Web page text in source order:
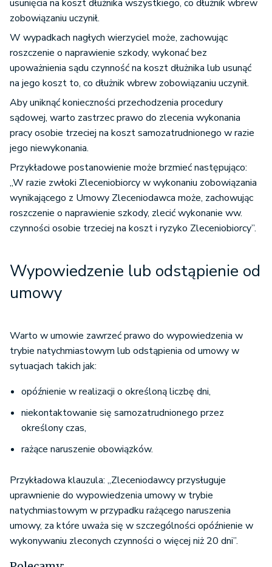
usunięcia na koszt dłużnika wszystkiego, co dłużnik wbrew
zobowiązaniu uczynił.
W wypadkach nagłych wierzyciel może, zachowując
roszczenie o naprawienie szkody, wykonać bez
upoważnienia sądu czynność na koszt dłużnika lub usunąć
na jego koszt to, co dłużnik wbrew zobowiązaniu uczynił.
Aby uniknąć konieczności przechodzenia procedury
sądowej, warto zastrzec prawo do zlecenia wykonania
pracy osobie trzeciej na koszt samozatrudnionego w razie
jego niewykonania.
Przykładowe postanowienie może brzmieć następująco:
„W razie zwłoki Zleceniobiorcy w wykonaniu zobowiązania
wynikającego z Umowy Zleceniodawca może, zachowując
roszczenie o naprawienie szkody, zlecić wykonanie ww.
czynności osobie trzeciej na koszt i ryzyko Zleceniobiorcy”.
Wypowiedzenie lub odstąpienie od
umowy
Warto w umowie zawrzeć prawo do wypowiedzenia w
trybie natychmiastowym lub odstąpienia od umowy w
sytuacjach takich jak:
opóźnienie w realizacji o określoną liczbę dni,
niekontaktowanie się samozatrudnionego przez
określony czas,
rażące naruszenie obowiązków.
Przykładowa klauzula: „Zleceniodawcy przysługuje
uprawnienie do wypowiedzenia umowy w trybie
natychmiastowym w przypadku rażącego naruszenia
umowy, za które uważa się w szczególności opóźnienie w
wykonywaniu zleconych czynności o więcej niż 20 dni”.